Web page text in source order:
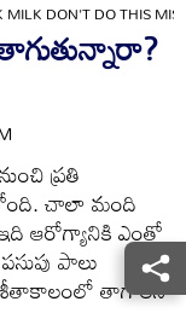
DON'T DO THIS
ప్రతి
చాలా మంది
ఇది ఆరోగ్యానికి ఎంతో
పాలు
శీతాకాలంలో తాగాలని